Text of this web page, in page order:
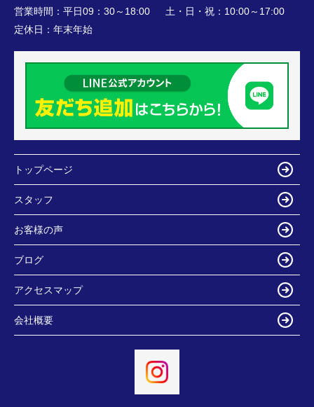
営業時間： 平日09：30～18:00 土・日・祝：10:00～17:00
定休日： 年末年始
トップページ
スタッフ
お客様の声
ブログ
アクセスマップ
会社概要